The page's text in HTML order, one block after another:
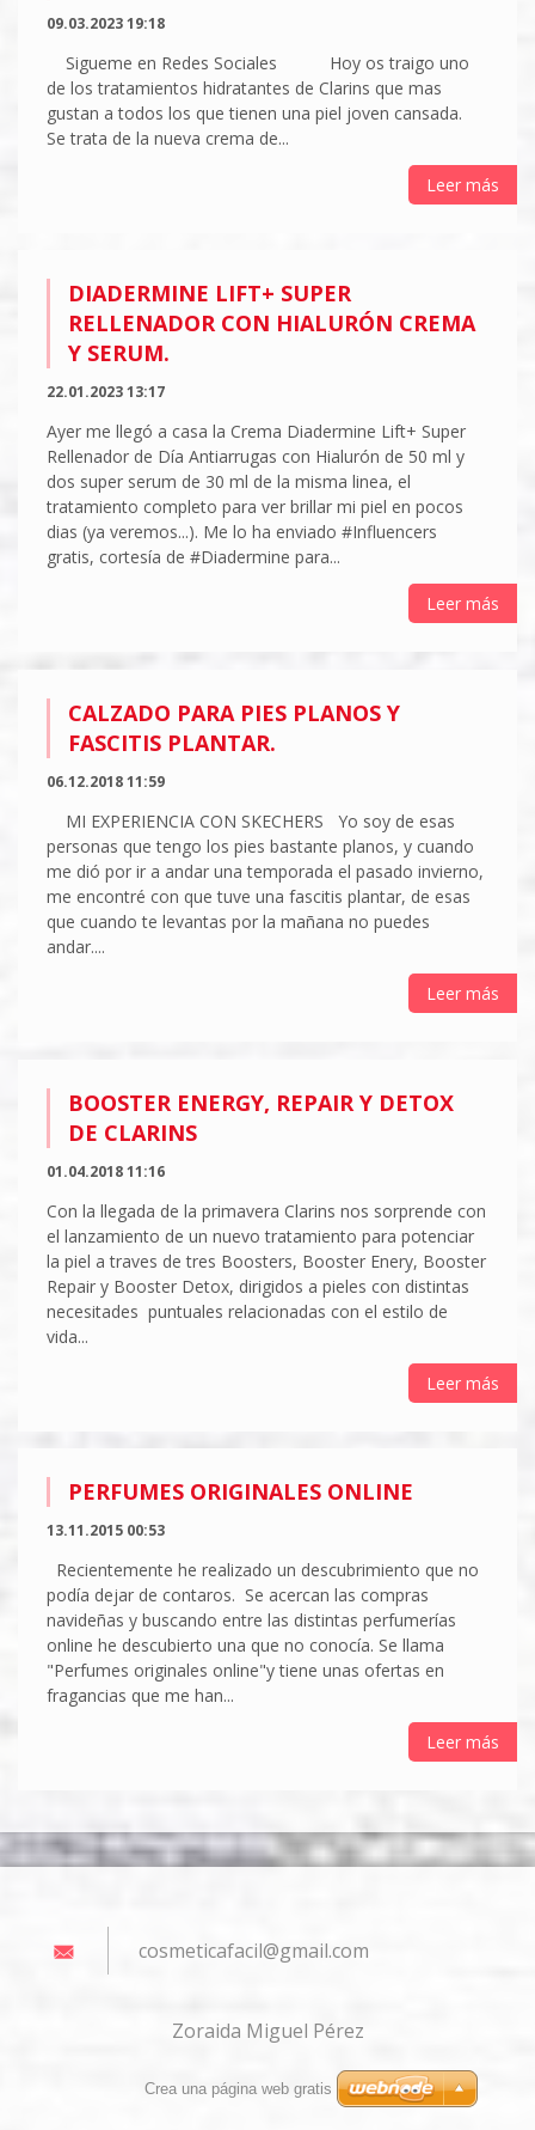
09.03.2023 19:18
Sigueme en Redes Sociales Hoy os traigo uno
de los tratamientos hidratantes de Clarins que mas
gustan a todos los que tienen una piel joven cansada.
Se trata de la nueva crema de...
Leer más
DIADERMINE LIFT+ SUPER
RELLENADOR CON HIALURÓN CREMA
Y SERUM.
22.01.2023 13:17
Ayer me llegó a casa la Crema Diadermine Lift+ Super
Rellenador de Día Antiarrugas con Hialurón de 50 ml y
dos super serum de 30 ml de la misma linea, el
tratamiento completo para ver brillar mi piel en pocos
dias (ya veremos...). Me lo ha enviado #Influencers
gratis, cortesía de #Diadermine para...
Leer más
CALZADO PARA PIES PLANOS Y
FASCITIS PLANTAR.
06.12.2018 11:59
MI EXPERIENCIA CON SKECHERS Yo soy de esas
personas que tengo los pies bastante planos, y cuando
me dió por ir a andar una temporada el pasado invierno,
me encontré con que tuve una fascitis plantar, de esas
que cuando te levantas por la mañana no puedes
andar....
Leer más
BOOSTER ENERGY, REPAIR Y DETOX
DE CLARINS
01.04.2018 11:16
Con la llegada de la primavera Clarins nos sorprende con
el lanzamiento de un nuevo tratamiento para potenciar
la piel a traves de tres Boosters, Booster Enery, Booster
Repair y Booster Detox, dirigidos a pieles con distintas
necesitades puntuales relacionadas con el estilo de
vida...
Leer más
PERFUMES ORIGINALES ONLINE
13.11.2015 00:53
Recientemente he realizado un descubrimiento que no
podía dejar de contaros. Se acercan las compras
navideñas y buscando entre las distintas perfumerías
online he descubierto una que no conocía. Se llama
"Perfumes originales online"y tiene unas ofertas en
fragancias que me han...
Leer más
cosmeticafacil@gmail.com
Zoraida Miguel Pérez
Crea una página web gratis